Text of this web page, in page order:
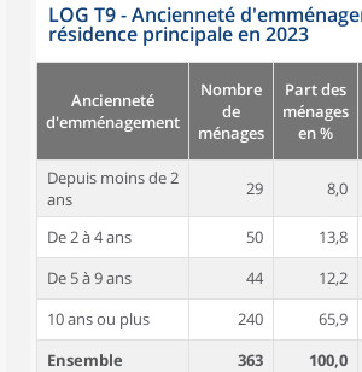
LOG T9 - Ancienneté
résidence principale en 2023
Ancienneté
d'emménagement
Nombre
de
ménages
Part des
ménages
en %
Depuis moins de 2
ans
29 8,0
De 2 à 4 ans 50 13,8
De 5 à 9 ans
44 12,2
10 ans ou plus
240 65,9
Ensemble
363 100,0